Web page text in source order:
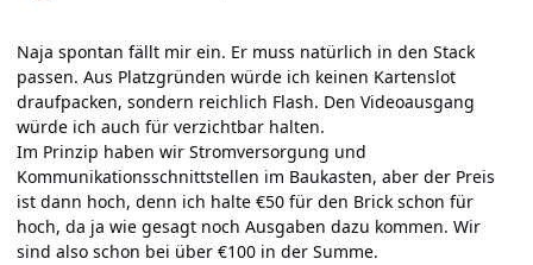
Naja spontan fällt mir ein. Er muss natürlich in den Stack
passen. Aus Platzgründen würde ich keinen Kartenslot
draufpacken, sondern reichlich Flash. Den Videoausgang
würde ich auch für verzichtbar halten.
Im Prinzip haben wir Stromversorgung und
Kommunikationsschnittstellen im Baukasten, aber der Preis
ist dann hoch, denn ich halte €50 für den Brick schon für
hoch, da ja wie gesagt noch Ausgaben dazu kommen. Wir
sind also schon bei über €100 in der Summe.